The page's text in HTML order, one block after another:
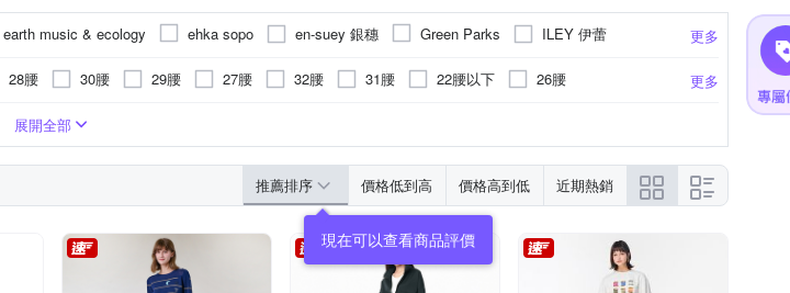
更多
earth music & ecology ehka sopo en-suey 銀穗 Green Parks
ILEY 伊蕾
MEDUSA 曼度莎 MYSHEROS 蜜雪兒 MYVEGA 麥雪爾
OUWEY 歐薇
更多
28腰 30腰 29腰 27腰 32腰 31腰 22腰以下
26腰
23腰
文字
西裝褲
男友褲/錐形褲
人造皮革
展開全部
推薦排序 價格低到高 價格高到低 近期熱銷